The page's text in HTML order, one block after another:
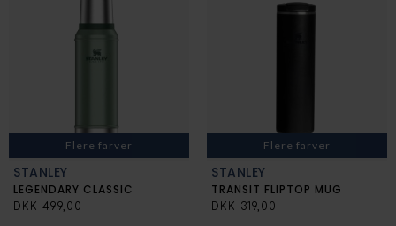
Flere farver
STANLEY
LEGENDARY CLASSIC
DKK 499,00
Flere farver
STANLEY
TRANSIT FLIPTOP MUG
DKK 319,00